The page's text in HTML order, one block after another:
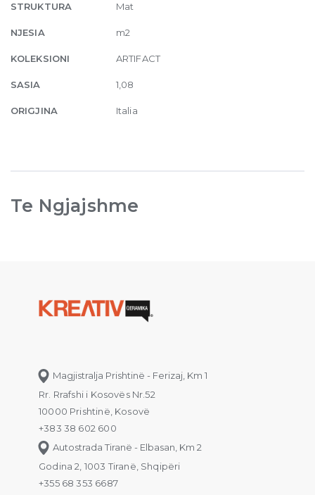
STRUKTURA Mat
NJESIA m2
KOLEKSIONI ARTIFACT
SASIA 1,08
ORIGJINA Italia
Te Ngjajshme
Magjistralja Prishtinë - Ferizaj, Km 1
Rr. Rrafshi i Kosovës Nr.52
10000 Prishtinë, Kosovë
+383 38 602 600
Autostrada Tiranë - Elbasan, Km 2
Godina 2, 1003 Tiranë, Shqipëri
+355 68 353 6687